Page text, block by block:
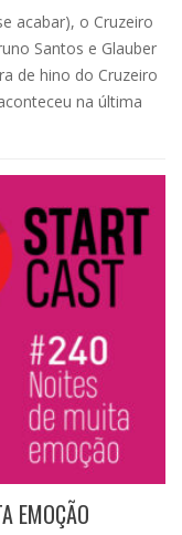
acabar), o Cruzeiro
Santos e Glauber
de hino do Cruzeiro
na última
EMOÇÃO